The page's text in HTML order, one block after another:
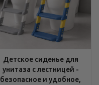
Детское сиденье для
унитаза с лестницей -
безопасное и удобное,